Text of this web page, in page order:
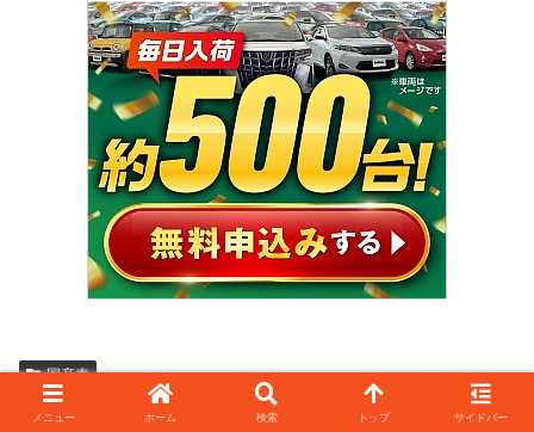
国産車
メニュー ホーム 検索 トップ サイドバー